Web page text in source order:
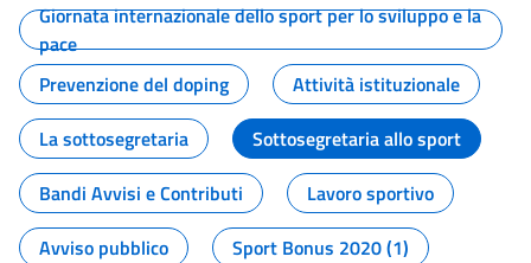
Giornata internazionale dello sport per lo sviluppo e la
pace
Prevenzione del doping
Attività istituzionale
La sottosegretaria
Sottosegretaria allo sport
Bandi Avvisi e Contributi
Lavoro sportivo
Avviso pubblico
Sport Bonus 2020 (1)